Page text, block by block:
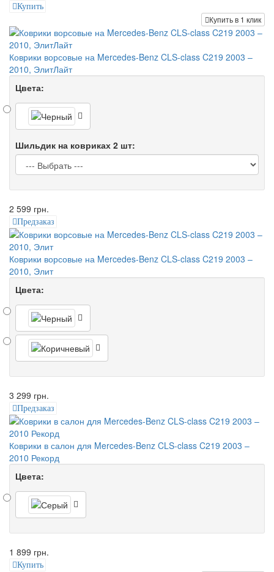
Купить
Купить в 1 клик
Коврики ворсовые на Mercedes-Benz CLS-class C219 2003 –
2010, ЭлитЛайт
Цвета:
Шильдик на ковриках 2 шт:
2 599 грн.
Предзаказ
Коврики ворсовые на Mercedes-Benz CLS-class C219 2003 –
2010, Элит
Цвета:
3 299 грн.
Предзаказ
Коврики в салон для Mercedes-Benz CLS-class C219 2003 –
2010 Рекорд
Цвета:
1 899 грн.
Купить